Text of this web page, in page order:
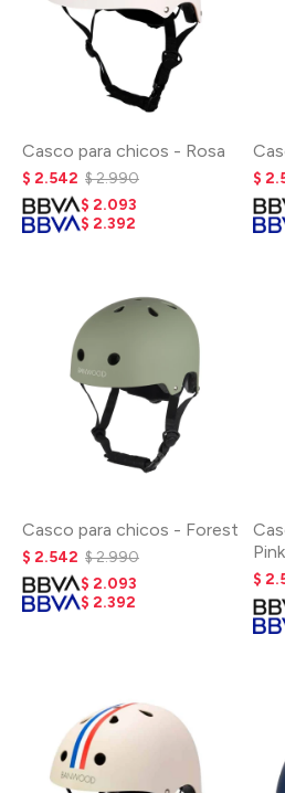
Casco para chicos - Rosa
$ 2.542 $2.990
$ 2.093
$ 2.392
$
Casco para chicos - Forest
$ 2.542 $2.990
$ 2.093
$ 2.392
Pink
$